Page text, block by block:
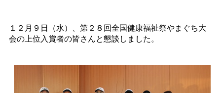
１２月９日（水）、第２８回全国健康福祉祭やまぐち大
会の上位入賞者の皆さんと懇談しました。